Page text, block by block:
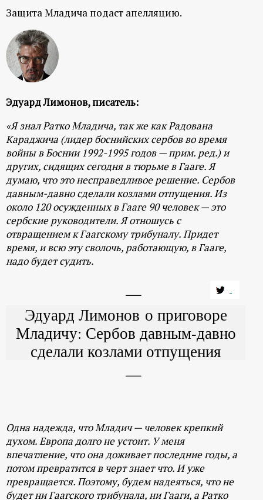
о
р
т
а
л
Защита Младича подаст апелляцию.
Эдуард Лимонов, писатель:
«Я знал Ратко Младича, так же как Радована
Караджича (лидер боснийских сербов во время
войны в Боснии 1992-1995 годов — прим. ред.) и
других, сидящих сегодня в тюрьме в Гааге. Я
думаю, что это несправедливое решение. Сербов
давным-давно сделали козлами отпущения. Из
около 120 осужденных в Гааге 90 человек — это
сербские руководители. Я отношусь с
отвращением к Гаагскому трибуналу. Придет
время, и всю эту сволочь, работающую, в Гааге,
надо будет судить.
Эдуард Лимонов о приговоре
Младичу: Сербов давным-давно
сделали козлами отпущения
Одна надежда, что Младич — человек крепкий
духом. Европа долго не устоит. У меня
впечатление, что она доживает последние годы, а
потом превратится в черт знает что. И уже
превращается. Поэтому, будем надеяться, что не
будет ни Гаагского трибунала, ни Гааги, а Ратко